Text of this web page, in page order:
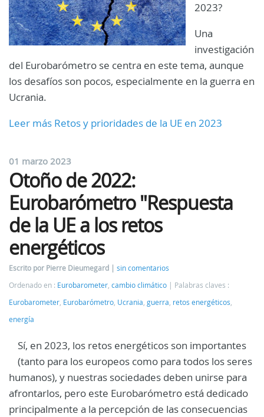
2023?
Una
investigación
del Eurobarómetro se centra en este tema, aunque
los desafíos son pocos, especialmente en la guerra en
Ucrania.
Leer más Retos y prioridades de la UE en 2023
01 marzo 2023
Otoño de 2022:
Eurobarómetro "Respuesta
de la UE a los retos
energéticos
Escrito por Pierre Dieumegard
sin comentarios
Ordenado en : Eurobarometer cambio climático
Palabras claves :
Eurobarometer Eurobarómetro Ucrania guerra retos energéticos
energía
Sí, en 2023, los retos energéticos son importantes
(tanto para los europeos como para todos los seres
humanos), y nuestras sociedades deben unirse para
afrontarlos, pero este Eurobarómetro está dedicado
principalmente a la percepción de las consecuencias